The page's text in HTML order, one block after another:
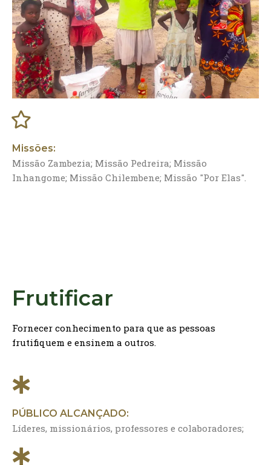
Missões:
Missão Zambezia; Missão Pedreira; Missão
Inhangome; Missão Chilembene; Missão "Por Elas".
Frutificar
Fornecer conhecimento para que as pessoas
frutifiquem e ensinem a outros.
PÚBLICO ALCANÇADO:
Líderes, missionários, professores e colaboradores;